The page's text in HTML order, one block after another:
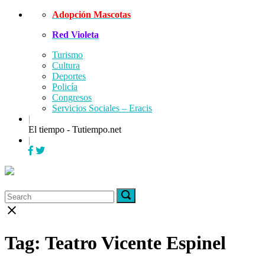
Skip
Adopción Mascotas
Red Violeta
Turismo
Cultura
Deportes
Policía
Congresos
Servicios Sociales – Eracis
|
El tiempo - Tutiempo.net
|
Menu
Search
for:
Search
for:
Search
Close
Tag: Teatro Vicente Espinel